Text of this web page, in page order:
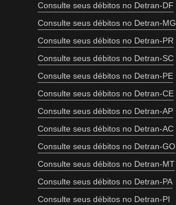
Consulte seus débitos no Detran-DF
Consulte seus débitos no Detran-MG
Consulte seus débitos no Detran-PR
Consulte seus débitos no Detran-SC
Consulte seus débitos no Detran-PE
Consulte seus débitos no Detran-CE
Consulte seus débitos no Detran-AP
Consulte seus débitos no Detran-AC
Consulte seus débitos no Detran-GO
Consulte seus débitos no Detran-MT
Consulte seus débitos no Detran-PA
Consulte seus débitos no Detran-PI